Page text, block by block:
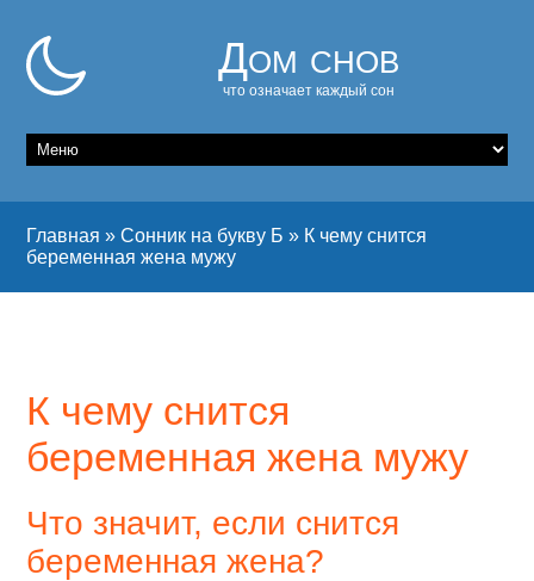
Дом снов
что означает каждый сон
Главная »Сонник на букву Б » К чему снится
беременная жена мужу
К чему снится
беременная жена мужу
Что значит, если снится
беременная жена?